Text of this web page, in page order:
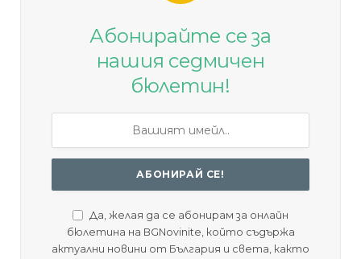
Абонирайте се за
нашия седмичен
бюлетин!
Да, желая да се абонирам за онлайн
бюлетина на BGNovinite, който съдържа
актуални новини от България и света, както